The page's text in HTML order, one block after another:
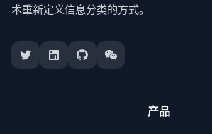
术重新定义信息分类的方式。
产品